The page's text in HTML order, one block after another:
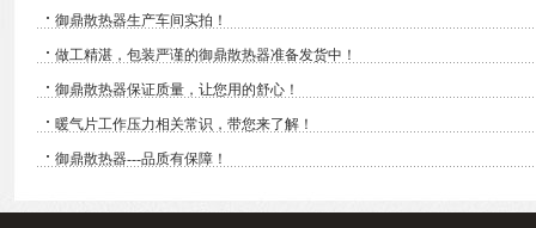
· 御鼎散热器生产车间实拍！
· 做工精湛，包装严谨的御鼎散热器准备发货中！
· 御鼎散热器保证质量，让您用的舒心！
· 暖气片工作压力相关常识，带您来了解！
· 御鼎散热器---品质有保障！